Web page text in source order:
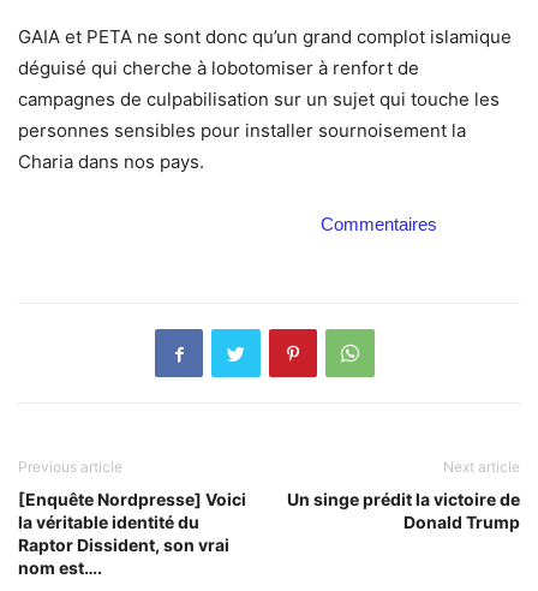
GAIA et PETA ne sont donc qu’un grand complot islamique
déguisé qui cherche à lobotomiser à renfort de
campagnes de culpabilisation sur un sujet qui touche les
personnes sensibles pour installer sournoisement la
Charia dans nos pays.
Commentaires
Previous article
[Enquête Nordpresse] Voici
la véritable identité du
Raptor Dissident, son vrai
nom est….
Next article
Un singe prédit la victoire de
Donald Trump